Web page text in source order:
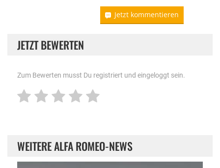
Jetzt kommentieren
JETZT BEWERTEN
Zum Bewerten musst Du registriert und eingeloggt sein.
WEITERE ALFA ROMEO-NEWS